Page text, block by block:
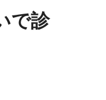
で診